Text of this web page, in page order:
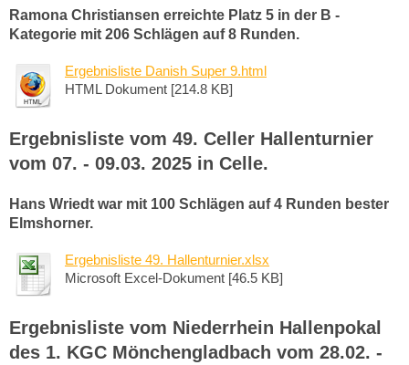
Ramona Christiansen erreichte Platz 5 in der B -
Kategorie mit 206 Schlägen auf 8 Runden.
Ergebnisliste Danish Super 9.html
HTML Dokument [214.8 KB]
Ergebnisliste vom 49. Celler Hallenturnier
vom 07. - 09.03. 2025 in Celle.
Hans Wriedt war mit 100 Schlägen auf 4 Runden bester
Elmshorner.
Ergebnisliste 49. Hallenturnier.xlsx
Microsoft Excel-Dokument [46.5 KB]
Ergebnisliste vom Niederrhein Hallenpokal
des 1. KGC Mönchengladbach vom 28.02. -